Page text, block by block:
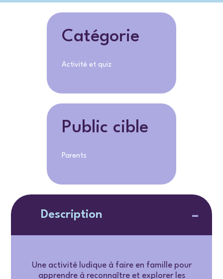
Catégorie
Activité et quiz
Public cible
Parents
Description
Une activité ludique à faire en famille pour
apprendre à reconnaître et explorer les